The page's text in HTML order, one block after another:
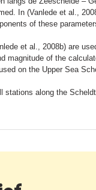
In (Vanlede et al.,
of these
et al., 2008b) are
of the
on the Upper Sea
along the